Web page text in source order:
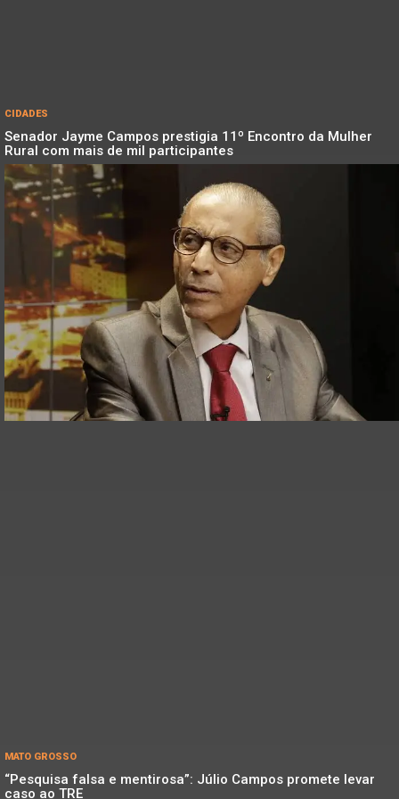
CIDADES
Senador Jayme Campos prestigia 11º Encontro da Mulher
Rural com mais de mil participantes
MATO GROSSO
“Pesquisa falsa e mentirosa”: Júlio Campos promete levar
caso ao TRE